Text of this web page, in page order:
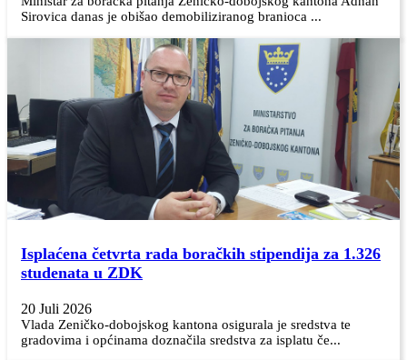
Sirovica danas je obišao demobiliziranog branioca ...
Isplaćena četvrta rada boračkih stipendija za 1.326
studenata u ZDK
20 Juli 2026
Vlada Zeničko-dobojskog kantona osigurala je sredstva te
gradovima i općinama doznačila sredstva za isplatu če...